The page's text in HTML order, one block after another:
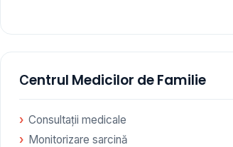
Сentrul Medicilor de Familie
Consultații medicale
Monitorizare sarcină